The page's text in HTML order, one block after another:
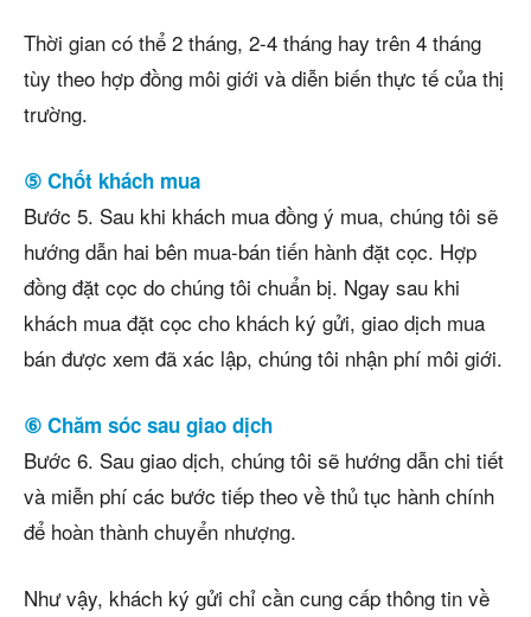
Thời gian có thể 2 tháng, 2-4 tháng hay trên 4 tháng
tùy theo hợp đồng môi giới và diễn biến thực tế của thị
trường.
⑤ Chốt khách mua
Bước 5. Sau khi khách mua đồng ý mua, chúng tôi sẽ
hướng dẫn hai bên mua-bán tiến hành đặt cọc. Hợp
đồng đặt cọc do chúng tôi chuẩn bị. Ngay sau khi
khách mua đặt cọc cho khách ký gửi, giao dịch mua
bán được xem đã xác lập, chúng tôi nhận phí môi giới.
⑥ Chăm sóc sau giao dịch
Bước 6. Sau giao dịch, chúng tôi sẽ hướng dẫn chi tiết
và miễn phí các bước tiếp theo về thủ tục hành chính
để hoàn thành chuyển nhượng.
Như vậy, khách ký gửi chỉ cần cung cấp thông tin về